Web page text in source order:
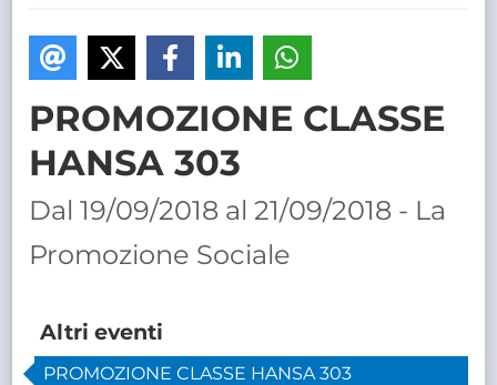
PROMOZIONE CLASSE
HANSA 303
Dal 19/09/2018 al 21/09/2018 - La
Promozione Sociale
Altri eventi
PROMOZIONE CLASSE HANSA 303